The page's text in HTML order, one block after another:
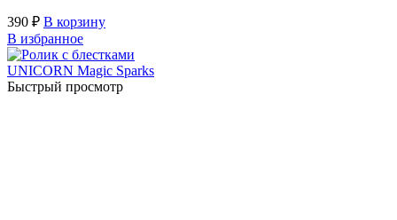
390 ₽ В корзину
В избранное
Быстрый просмотр